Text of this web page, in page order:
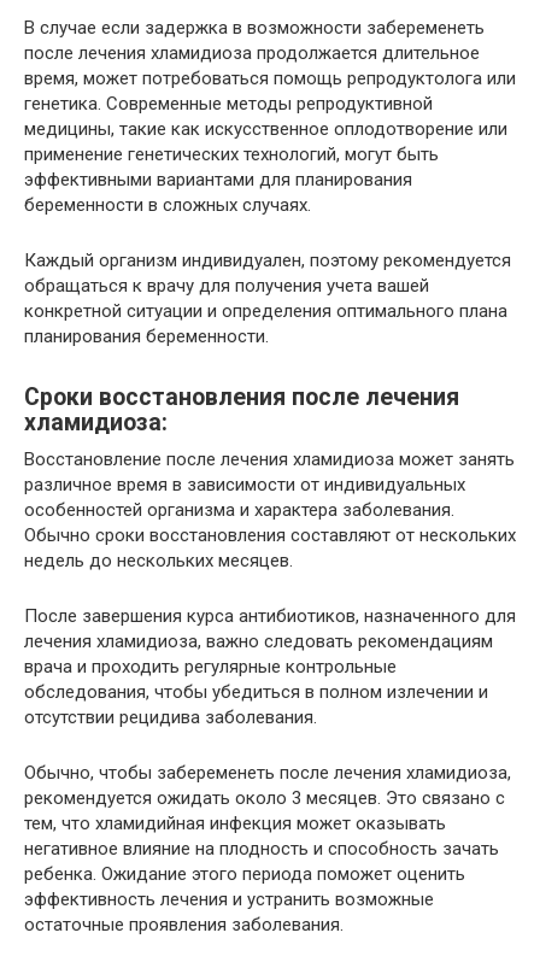
В случае если задержка в возможности забеременеть
после лечения хламидиоза продолжается длительное
время, может потребоваться помощь репродуктолога или
генетика. Современные методы репродуктивной
медицины, такие как искусственное оплодотворение или
применение генетических технологий, могут быть
эффективными вариантами для планирования
беременности в сложных случаях.
Каждый организм индивидуален, поэтому рекомендуется
обращаться к врачу для получения учета вашей
конкретной ситуации и определения оптимального плана
планирования беременности.
Сроки восстановления после лечения
хламидиоза:
Восстановление после лечения хламидиоза может занять
различное время в зависимости от индивидуальных
особенностей организма и характера заболевания.
Обычно сроки восстановления составляют от нескольких
недель до нескольких месяцев.
После завершения курса антибиотиков, назначенного для
лечения хламидиоза, важно следовать рекомендациям
врача и проходить регулярные контрольные
обследования, чтобы убедиться в полном излечении и
отсутствии рецидива заболевания.
Обычно, чтобы забеременеть после лечения хламидиоза,
рекомендуется ожидать около 3 месяцев. Это связано с
тем, что хламидийная инфекция может оказывать
негативное влияние на плодность и способность зачать
ребенка. Ожидание этого периода поможет оценить
эффективность лечения и устранить возможные
остаточные проявления заболевания.